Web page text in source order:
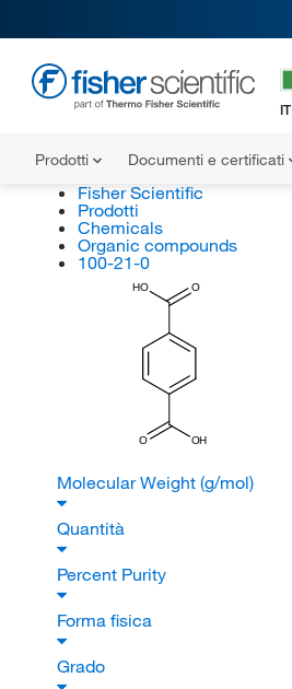
IT
Prodotti Documenti e certificati
Fisher Scientific
Prodotti
Chemicals
Organic compounds
100-21-0
HO O
OH
O
Molecular Weight (g/mol)
Quantità
Percent Purity
Forma fisica
Grado